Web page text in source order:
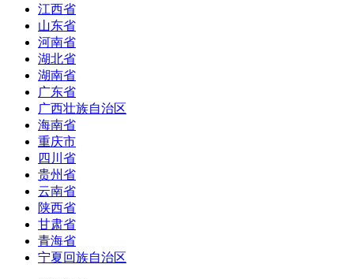
江西省
山东省
河南省
湖北省
湖南省
广东省
广西壮族自治区
海南省
重庆市
四川省
贵州省
云南省
陕西省
甘肃省
青海省
宁夏回族自治区